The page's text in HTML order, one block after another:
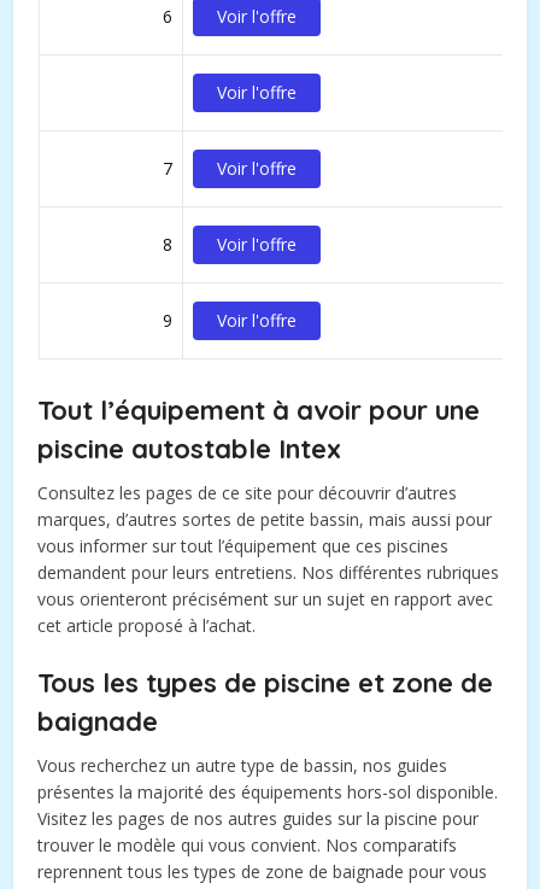
6 Voir l'offre
Voir l'offre
7 Voir l'offre
8 Voir l'offre
9 Voir l'offre
Tout l’équipement à avoir pour une
piscine autostable Intex
Consultez les pages de ce site pour découvrir d’autres
marques, d’autres sortes de petite bassin, mais aussi pour
vous informer sur tout l’équipement que ces piscines
demandent pour leurs entretiens. Nos différentes rubriques
vous orienteront précisément sur un sujet en rapport avec
cet article proposé à l’achat.
Tous les types de piscine et zone de
baignade
Vous recherchez un autre type de bassin, nos guides
présentes la majorité des équipements hors-sol disponible.
Visitez les pages de nos autres guides sur la piscine pour
trouver le modèle qui vous convient. Nos comparatifs
reprennent tous les types de zone de baignade pour vous